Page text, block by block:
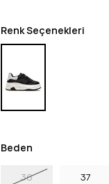
Renk Seçenekleri
Beden
36 37